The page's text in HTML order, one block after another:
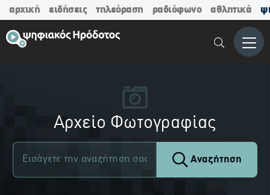
αρχική ειδήσεις τηλεόραση ραδιόφωνο αθλητικά
Μενού
Αρχείο Φωτογραφίας
Αναζήτηση